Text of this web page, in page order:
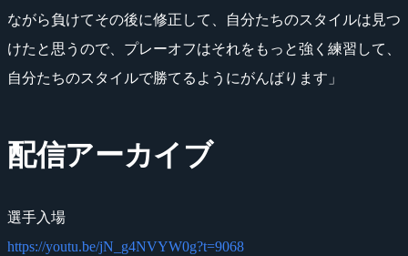
ながら負けてその後に修正して、自分たちのスタイルは見つ
けたと思うので、プレーオフはそれをもっと強く練習して、
自分たちのスタイルで勝てるようにがんばります」
配信アーカイブ
選手入場
https://youtu.be/jN_g4NVYW0g?t=9068